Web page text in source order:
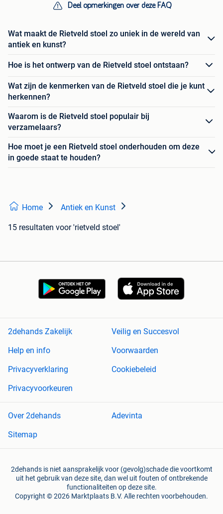
Deel opmerkingen over deze FAQ
Wat maakt de Rietveld stoel zo uniek in de wereld van
antiek en kunst?
Hoe is het ontwerp van de Rietveld stoel ontstaan?
Wat zijn de kenmerken van de Rietveld stoel die je kunt
herkennen?
Waarom is de Rietveld stoel populair bij
verzamelaars?
Hoe moet je een Rietveld stoel onderhouden om deze
in goede staat te houden?
Home Antiek en Kunst
15 resultaten voor 'rietveld stoel'
2dehands Zakelijk
Veilig en Succesvol
Help en info
Voorwaarden
Privacyverklaring
Cookiebeleid
Privacyvoorkeuren
Over 2dehands
Adevinta
Sitemap
2dehands is niet aansprakelijk voor (gevolg)schade die voortkomt
uit het gebruik van deze site, dan wel uit fouten of ontbrekende
functionaliteiten op deze site.
Copyright © 2026 Marktplaats B.V. Alle rechten voorbehouden.